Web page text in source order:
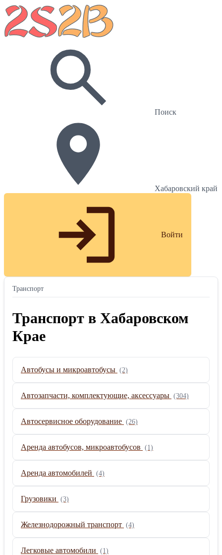
Поиск
Хабаровский край
Войти
Транспорт
Транспорт в Хабаровском
Крае
Автобусы и микроавтобусы (2)
Автозапчасти, комплектующие, аксессуары (304)
Автосервисное оборудование (26)
Аренда автобусов, микроавтобусов (1)
Аренда автомобилей (4)
Грузовики (3)
Железнодорожный транспорт (4)
Легковые автомобили (1)